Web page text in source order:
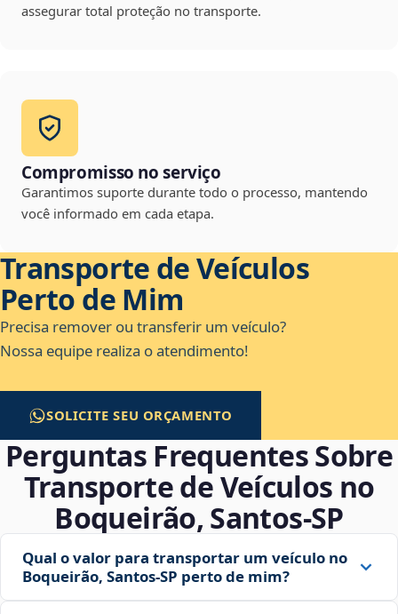
assegurar total proteção no transporte.
Compromisso no serviço
Garantimos suporte durante todo o processo, mantendo
você informado em cada etapa.
Transporte de Veículos
Perto de Mim
Precisa remover ou transferir um veículo?
Nossa equipe realiza o atendimento!
SOLICITE SEU ORÇAMENTO
Perguntas Frequentes Sobre
Transporte de Veículos no
Boqueirão, Santos‑SP
Qual o valor para transportar um veículo no
Boqueirão, Santos‑SP perto de mim?